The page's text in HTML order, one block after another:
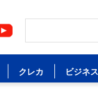
クレカ ビジネス